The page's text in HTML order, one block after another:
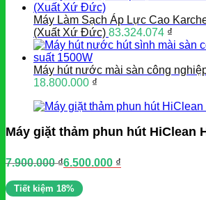
Máy Làm Sạch Áp Lực Cao
(Xuất Xứ Đức) 83.324.074 ₫
Máy hút nước mài sàn công
18.800.000 ₫
Máy giặt thảm phun hút HiClean
7.900.000₫
Giá
gốc
là:
6.500.000 ₫
Giá
hiện
tạiTiết kiệm 18%